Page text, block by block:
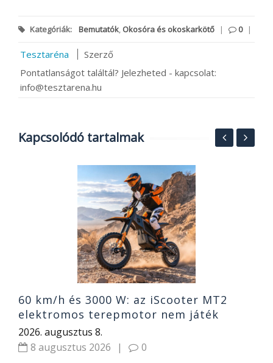
Kategóriák: Bemutatók, Okosóra és okoskarkötő | 0 |
Tesztaréna
Szerző
Pontatlanságot találtál? Jelezheted - kapcsolat:
info@tesztarena.hu
Kapcsolódó tartalmak
60 km/h és 3000 W: az iScooter MT2
elektromos terepmotor nem játék
2026. augusztus 8.
8 augusztus 2026
| 0